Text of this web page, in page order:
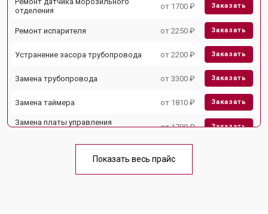
отделения
от 1700 ₽ Заказать
Ремонт испарителя от 2250 ₽ Заказать
Устранение засора трубопровода от 2200 ₽ Заказать
Замена трубопровода от 3300 ₽ Заказать
Замена таймера от 1810 ₽ Заказать
Замена платы управления
от 1700 ₽ Заказать
Ремонт/замена датчика
Замена термостата от 1700 ₽
Показать весь прайс